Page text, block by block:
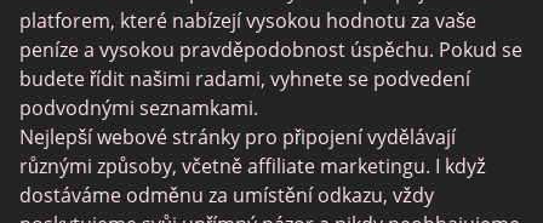
platforem, které nabízejí vysokou hodnotu za vaše
peníze a vysokou pravděpodobnost úspěchu. Pokud se
budete řídit našimi radami, vyhnete se podvedení
podvodnými seznamkami.
Nejlepší webové stránky pro připojení vydělávají
různými způsoby, včetně affiliate marketingu. I když
dostáváme odměnu za umístění odkazu, vždy